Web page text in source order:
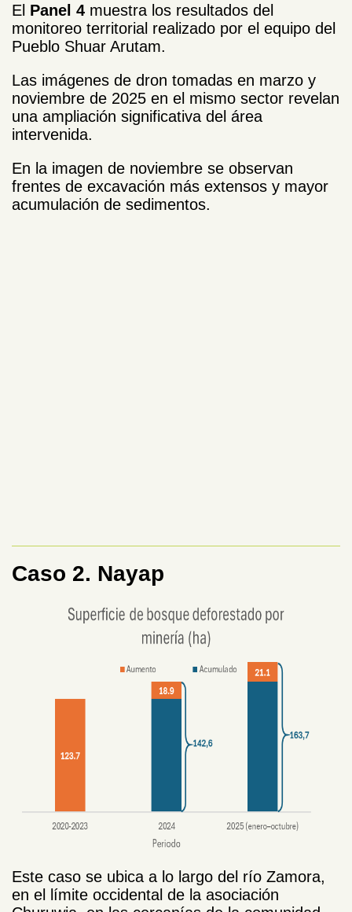
El Panel 4 muestra los resultados del
monitoreo territorial realizado por el equipo del
Pueblo Shuar Arutam.
Las imágenes de dron tomadas en marzo y
noviembre de 2025 en el mismo sector revelan
una ampliación significativa del área
intervenida.
En la imagen de noviembre se observan
frentes de excavación más extensos y mayor
acumulación de sedimentos.
Caso 2. Nayap
Este caso se ubica a lo largo del río Zamora,
en el límite occidental de la asociación